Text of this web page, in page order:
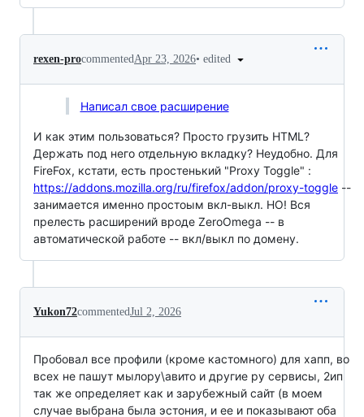
rexen-procommentedApr 23, 2026• edited
Написал свое расширение
И как этим пользоваться? Просто грузить HTML?
Держать под него отдельную вкладку? Неудобно. Для
FireFox, кстати, есть простенький "Proxy Toggle" :
https://addons.mozilla.org/ru/firefox/addon/proxy-toggle --
занимается именно простоым вкл-выкл. НО! Вся
прелесть расширений вроде ZeroOmega -- в
автоматической работе -- вкл/выкл по домену.
Yukon72commentedJul 2, 2026
Пробовал все профили (кроме кастомного) для хапп, во
всех не пашут мылору\авито и другие ру сервисы, 2ип
так же определяет как и зарубежный сайт (в моем
случае выбрана была эстония, и ее и показывают оба